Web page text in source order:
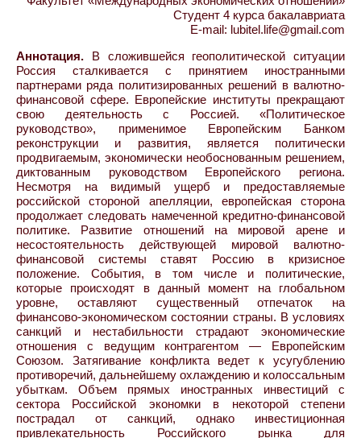
Студент 4 курса бакалавриата
E-mail: lubitel.life@gmail.com
Аннотация. В сложившейся геополитической ситуации
Россия сталкивается с принятием иностранными
партнерами ряда политизированных решений в валютно-
финансовой сфере. Европейские институты прекращают
свою деятельность с Россией. «Политическое
руководство», применимое Европейским Банком
реконструкции и развития, является политически
продвигаемым, экономически необоснованным решением,
диктованным руководством Европейского региона.
Несмотря на видимый ущерб и предоставляемые
российской стороной апелляции, европейская сторона
продолжает следовать намеченной кредитно-финансовой
политике. Развитие отношений на мировой арене и
несостоятельность действующей мировой валютно-
финансовой системы ставят Россию в кризисное
положение. События, в том числе и политические,
которые происходят в данный момент на глобальном
уровне, оставляют существенный отпечаток на
финансово-экономическом состоянии страны. В условиях
санкций и нестабильности страдают экономические
отношения с ведущим контрагентом — Европейским
Союзом. Затягивание конфликта ведет к усугублению
противоречий, дальнейшему охлаждению и колоссальным
убыткам. Объем прямых иностранных инвестиций с
сектора Российской экономки в некоторой степени
пострадал от санкций, однако инвестиционная
привлекательность Российского рынка для